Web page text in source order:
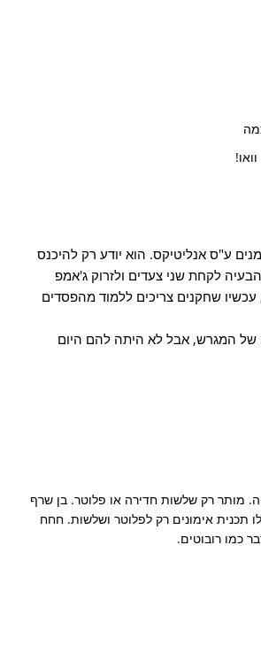
ע"ס אנליטיקס. הוא יודע רק להיכנס
לקחת שני צעדים ולזרוק ג'אמפ
כנראה שרק בשנות ה 90 לימדו את זה, עכשיו שחקנים צריכים ללמוד מהפסדים
של המגרש, אבל לא היתה להם היום
ואוסרים עליה. מותר רק שלשות חדירה או פלוטר. בן שרף
תכנית אימונים רק לפלוטר ושלשות. חחח
כמו רובוטים.